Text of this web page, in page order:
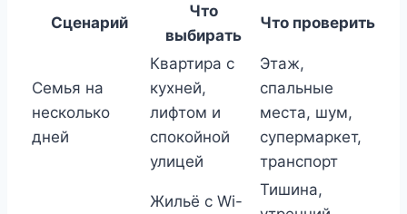
Сценарий
Что
выбирать
Что проверить
Семья на
несколько
дней
Квартира с
кухней,
лифтом и
спокойной
улицей
Этаж,
спальные
места, шум,
супермаркет,
транспорт
Жильё с Wi-
Тишина,